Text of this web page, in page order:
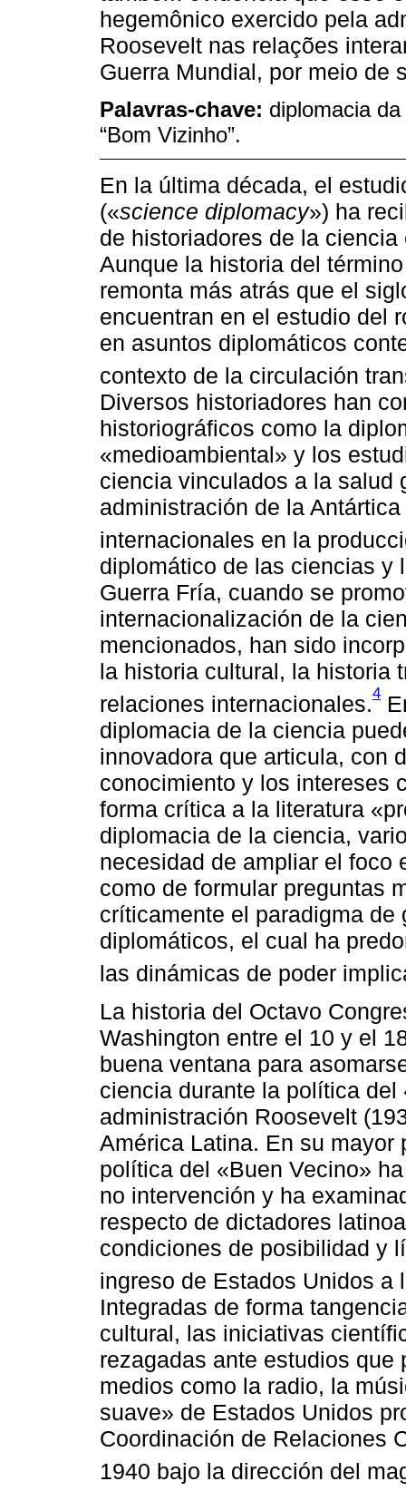
hegemônico exercido pela
Roosevelt nas relações
Guerra Mundial, por meio de
Palavras-chave: diplomacia
“Bom Vizinho”.
En la última década, el
(«science diplomacy») ha
de historiadores de la
Aunque la historia del
remonta más atrás que el
encuentran en el estudio del
en asuntos diplomáticos
contexto de la circulación
Diversos historiadores han
historiográficos como la
«medioambiental» y los
ciencia vinculados a la salud
administración de la
internacionales en la
diplomático de las ciencias y
Guerra Fría, cuando se
internacionalización de la
mencionados, han sido
la historia cultural, la historia
relaciones internacionales.4
diplomacia de la ciencia
innovadora que articula, con
conocimiento y los intereses
forma crítica a la literatura
diplomacia de la ciencia,
necesidad de ampliar el foco
como de formular preguntas
críticamente el paradigma
diplomáticos, el cual ha
las dinámicas de poder
La historia del Octavo
Washington entre el 10 y el
buena ventana para
ciencia durante la política
administración Roosevelt
América Latina. En su mayor
política del «Buen Vecino»
no intervención y ha
respecto de dictadores
condiciones de posibilidad y
ingreso de Estados Unidos a
Integradas de forma
cultural, las iniciativas
rezagadas ante estudios
medios como la radio, la
suave» de Estados Unidos
Coordinación de Relaciones
1940 bajo la dirección del